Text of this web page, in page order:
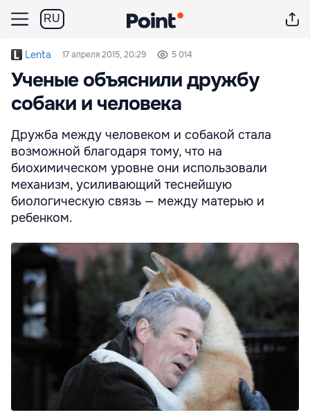
RU
Lenta 17 апреля 2015, 20:29 5 014
Ученые объяснили дружбу
собаки и человека
Дружба между человеком и собакой стала
возможной благодаря тому, что на
биохимическом уровне они использовали
механизм, усиливающий теснейшую
биологическую связь — между матерью и
ребенком.